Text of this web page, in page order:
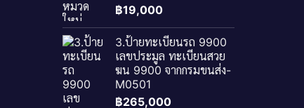
฿19,000
3.ป้ายทะเบียนรถ 9900
เลขประมูล ทะเบียนสวย
ฆน 9900 จากกรมขนส่ง-
M0501
฿265,000